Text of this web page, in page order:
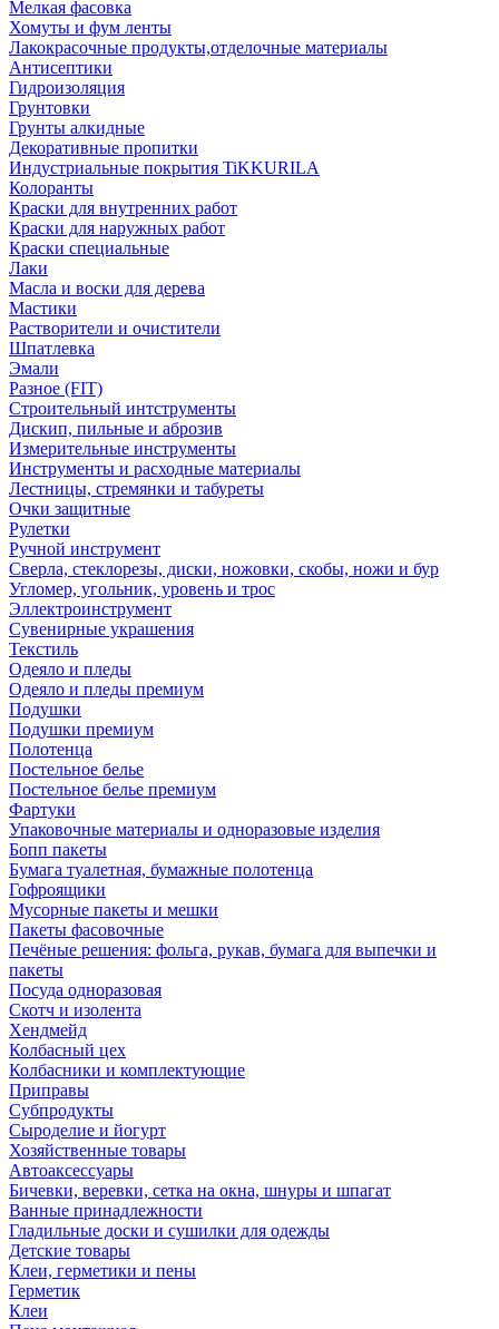
Мелкая фасовка
Хомуты и фум ленты
Лакокрасочные продукты,отделочные материалы
Антисептики
Гидроизоляция
Грунтовки
Грунты алкидные
Декоративные пропитки
Индустриальные покрытия TiKKURILA
Колоранты
Краски для внутренних работ
Краски для наружных работ
Краски специальные
Лаки
Масла и воски для дерева
Мастики
Растворители и очистители
Шпатлевка
Эмали
Разное (FIT)
Строительный интструменты
Дискип, пильные и аброзив
Измерительные инструменты
Инструменты и расходные материалы
Лестницы, стремянки и табуреты
Очки защитные
Рулетки
Ручной инструмент
Сверла, стеклорезы, диски, ножовки, скобы, ножи и бур
Угломер, угольник, уровень и трос
Эллектроинструмент
Сувенирные украшения
Текстиль
Одеяло и пледы
Одеяло и пледы премиум
Подушки
Подушки премиум
Полотенца
Постельное белье
Постельное белье премиум
Фартуки
Упаковочные материалы и одноразовые изделия
Бопп пакеты
Бумага туалетная, бумажные полотенца
Гофроящики
Мусорные пакеты и мешки
Пакеты фасовочные
Печёные решения: фольга, рукав, бумага для выпечки и
пакеты
Посуда одноразовая
Скотч и изолента
Хендмейд
Колбасный цех
Колбасники и комплектующие
Приправы
Субпродукты
Сыроделие и йогурт
Хозяйственные товары
Автоаксессуары
Бичевки, веревки, сетка на окна, шнуры и шпагат
Ванные принадлежности
Гладильные доски и сушилки для одежды
Детские товары
Клеи, герметики и пены
Герметик
Клеи